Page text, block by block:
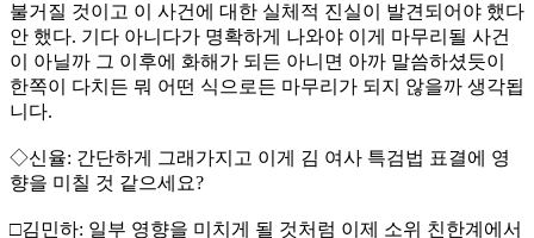
불거질 것이고 이 사건에 대한 실체적 진실이 발견되어야 했다
안 했다. 기다 아니다가 명확하게 나와야 이게 마무리될 사건
이 아닐까 그 이후에 화해가 되든 아니면 아까 말씀하셨듯이
한쪽이 다치든 뭐 어떤 식으로든 마무리가 되지 않을까 생각됩
니다.
◇신율: 간단하게 그래가지고 이게 김 여사 특검법 표결에 영
향을 미칠 것 같으세요?
□김민하: 일부 영향을 미치게 될 것처럼 이제 소위 친한계에서